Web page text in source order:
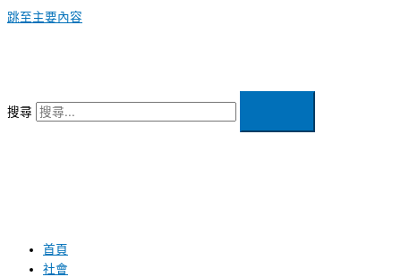
跳至主要內容
搜尋
首頁
社會